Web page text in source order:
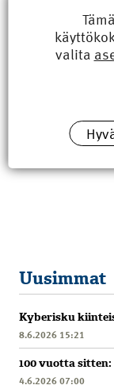
Uusimmat
Kyberisku
8.6.2026 15:21
100 vuotta
4.6.2026 07:00
valita